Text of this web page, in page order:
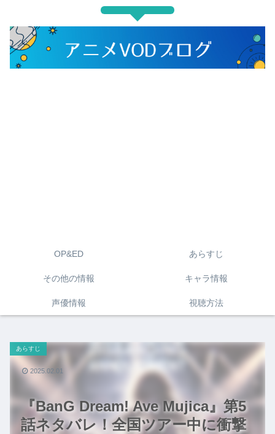
OP&ED あらすじ
その他の情報 キャラ情報
声優情報 視聴方法
『BanG Dream! Ave Mujica』第5
話ネタバレ！全国ツアー中に衝撃
あらすじ
2025.02.01